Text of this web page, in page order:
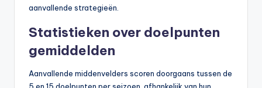
aanvallende strategieën.
Statistieken over doelpunten
gemiddelden
Aanvallende middenvelders scoren doorgaans tussen de
5 en 15 doelpunten per seizoen, afhankelijk van hun